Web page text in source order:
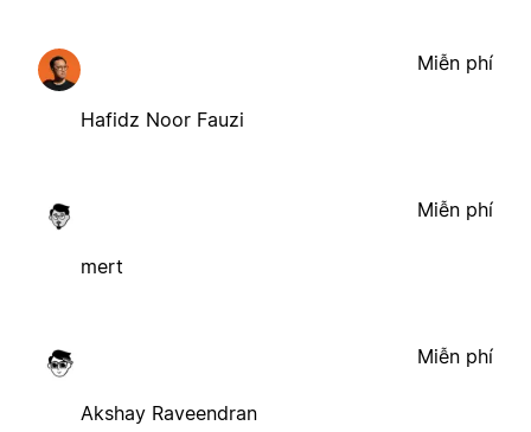
Hafidz Noor Fauzi
Miễn phí
mert
Miễn phí
Akshay Raveendran
Miễn phí